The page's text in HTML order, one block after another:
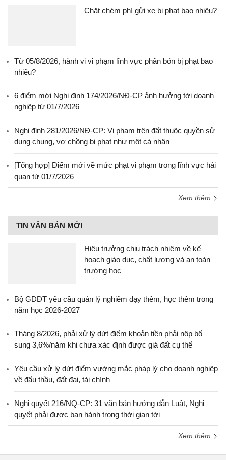
Chặt chém phí gửi xe bị phạt bao nhiêu?
Từ 05/8/2026, hành vi vi phạm lĩnh vực phân bón bị phạt bao
nhiêu?
6 điểm mới Nghị định 174/2026/NĐ-CP ảnh hưởng tới doanh
nghiệp từ 01/7/2026
Nghị định 281/2026/NĐ-CP: Vi phạm trên đất thuộc quyền sử
dụng chung, vợ chồng bị phạt như một cá nhân
[Tổng hợp] Điểm mới về mức phạt vi phạm trong lĩnh vực hải
quan từ 01/7/2026
Xem thêm
TIN VĂN BẢN MỚI
Hiệu trưởng chịu trách nhiệm về kế
hoạch giáo dục, chất lượng và an toàn
trường học
Bộ GDĐT yêu cầu quản lý nghiêm dạy thêm, học thêm trong
năm học 2026-2027
Tháng 8/2026, phải xử lý dứt điểm khoản tiền phải nộp bổ
sung 3,6%/năm khi chưa xác định được giá đất cụ thể
Yêu cầu xử lý dứt điểm vướng mắc pháp lý cho doanh nghiệp
về đấu thầu, đất đai, tài chính
Nghị quyết 216/NQ-CP: 31 văn bản hướng dẫn Luật, Nghị
quyết phải được ban hành trong thời gian tới
Xem thêm